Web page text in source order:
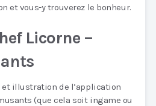
et vous-y trouverez le bonheur.
Licorne –
illustration de l’application
(que cela soit ingame ou